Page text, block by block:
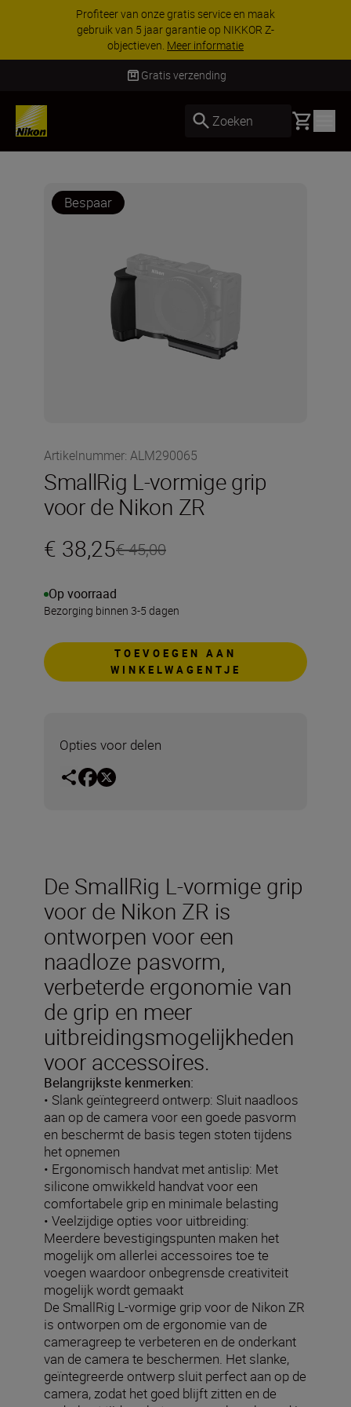
Profiteer van onze gratis service en maak
gebruik van 5 jaar garantie op NIKKOR Z-
objectieven. Meer informatie
Gratis verzending
Zoeken Basket
Bespaar
Artikelnummer: ALM290065
SmallRig L-vormige grip
voor de Nikon ZR
€ 38,25€ 45,00
Op voorraad
Bezorging binnen 3-5 dagen
TOEVOEGEN AAN
WINKELWAGENTJE
Opties voor delen
De SmallRig L-vormige grip
voor de Nikon ZR is
ontworpen voor een
naadloze pasvorm,
verbeterde ergonomie van
de grip en meer
uitbreidingsmogelijkheden
voor accessoires.
Belangrijkste kenmerken:
• Slank geïntegreerd ontwerp: Sluit naadloos
aan op de camera voor een goede pasvorm
en beschermt de basis tegen stoten tijdens
het opnemen
• Ergonomisch handvat met antislip: Met
silicone omwikkeld handvat voor een
comfortabele grip en minimale belasting
• Veelzijdige opties voor uitbreiding:
Meerdere bevestigingspunten maken het
mogelijk om allerlei accessoires toe te
voegen waardoor onbegrensde creativiteit
mogelijk wordt gemaakt
De SmallRig L-vormige grip voor de Nikon ZR
is ontworpen om de ergonomie van de
cameragreep te verbeteren en de onderkant
van de camera te beschermen. Het slanke,
geïntegreerde ontwerp sluit perfect aan op de
camera, zodat het goed blijft zitten en de